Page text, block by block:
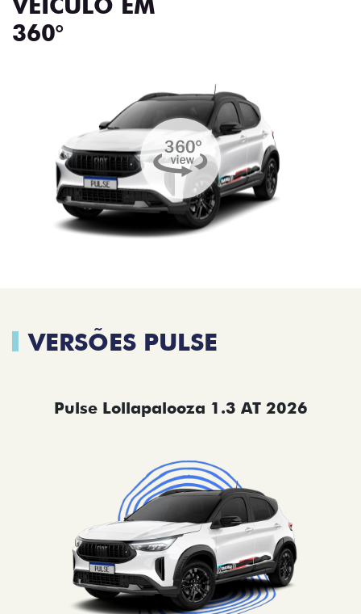
360°
VERSÕES PULSE
Pulse Lollapalooza 1.3 AT 2026